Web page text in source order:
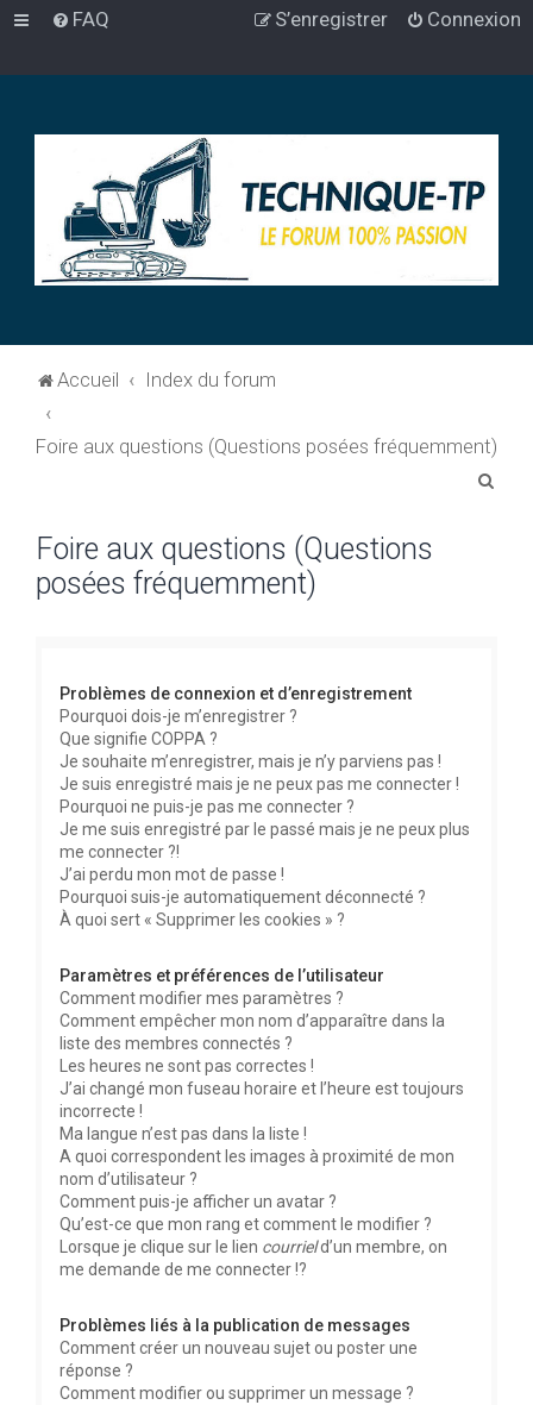
FAQ Connexion
S’enregistrer
Accueil Index du forum
Foire aux questions (Questions posées fréquemment)
Foire aux questions (Questions
posées fréquemment)
Problèmes de connexion et d’enregistrement
Pourquoi dois-je m’enregistrer ?
Que signifie COPPA ?
Je souhaite m’enregistrer, mais je n’y parviens pas !
Je suis enregistré mais je ne peux pas me connecter !
Pourquoi ne puis-je pas me connecter ?
Je me suis enregistré par le passé mais je ne peux plus
me connecter ?!
J’ai perdu mon mot de passe !
Pourquoi suis-je automatiquement déconnecté ?
À quoi sert « Supprimer les cookies » ?
Paramètres et préférences de l’utilisateur
Comment modifier mes paramètres ?
Comment empêcher mon nom d’apparaître dans la
liste des membres connectés ?
Les heures ne sont pas correctes !
J’ai changé mon fuseau horaire et l’heure est toujours
incorrecte !
Ma langue n’est pas dans la liste !
A quoi correspondent les images à proximité de mon
nom d’utilisateur ?
Comment puis-je afficher un avatar ?
Qu’est-ce que mon rang et comment le modifier ?
Lorsque je clique sur le lien courrield’un membre, on
me demande de me connecter !?
Problèmes liés à la publication de messages
Comment créer un nouveau sujet ou poster une
réponse ?
Comment modifier ou supprimer un message ?